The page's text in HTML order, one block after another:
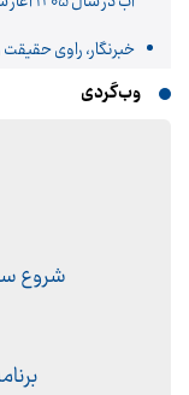
خبرنگار، راوی
وب‌گردی
شروع